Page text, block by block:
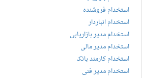
استخدام فروشنده
استخدام انباردار
استخدام مدیر بازاریابی
استخدام مدیر مالی
استخدام کارمند بانک
استخدام مدیر فنی